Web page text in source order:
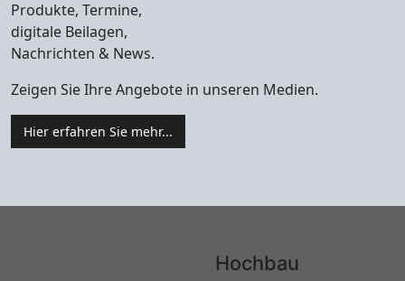
Produkte, Termine,
digitale Beilagen,
Nachrichten & News.
Zeigen Sie Ihre Angebote in unseren Medien.
Hier erfahren Sie mehr...
Hochbau